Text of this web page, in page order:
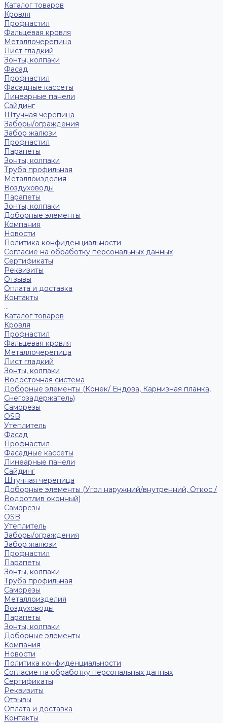
Каталог товаров
Кровля
Профнастил
Фальцевая кровля
Металлочерепица
Лист гладкий
Зонты, колпаки
Фасад
Профнастил
Фасадные кассеты
Линеарные панели
Сайдинг
Штучная черепица
Заборы/ограждения
Забор жалюзи
Профнастил
Парапеты
Зонты, колпаки
Труба профильная
Металлоизделия
Воздуховоды
Парапеты
Зонты, колпаки
Доборные элементы
Компания
Новости
Политика конфиденциальности
Согласие на обработку персональных данных
Сертификаты
Реквизиты
Отзывы
Оплата и доставка
Контакты
...
Каталог товаров
Кровля
Профнастил
Фальцевая кровля
Металлочерепица
Лист гладкий
Зонты, колпаки
Водосточная система
Доборные элементы (Конек/ Ендова, Карнизная планка,
Снегозадержатель)
Саморезы
ОSB
Утеплитель
Фасад
Профнастил
Фасадные кассеты
Линеарные панели
Сайдинг
Штучная черепица
Доборные элементы (Угол наружний/внутренний, Откос /
Водоотлив оконный)
Саморезы
OSB
Утеплитель
Заборы/ограждения
Забор жалюзи
Профнастил
Парапеты
Зонты, колпаки
Труба профильная
Саморезы
Металлоизделия
Воздуховоды
Парапеты
Зонты, колпаки
Доборные элементы
Компания
Новости
Политика конфиденциальности
Согласие на обработку персональных данных
Сертификаты
Реквизиты
Отзывы
Оплата и доставка
Контакты